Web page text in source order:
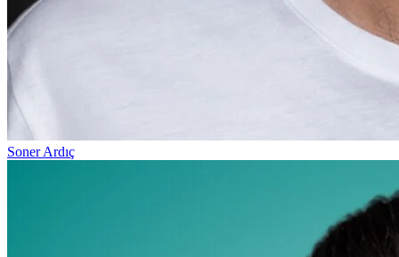
Soner Ardıç